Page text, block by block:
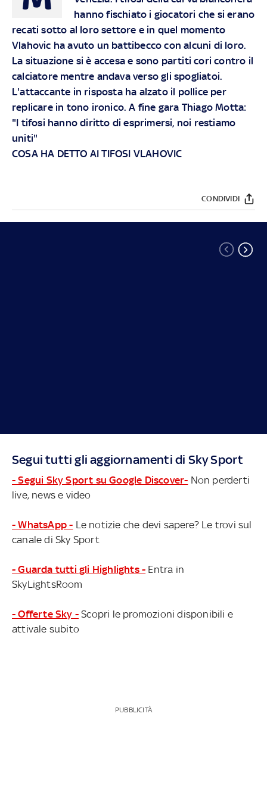
hanno fischiato i giocatori che si erano
recati sotto al loro settore e in quel momento
Vlahovic ha avuto un battibecco con alcuni di loro.
La situazione si è accesa e sono partiti cori contro il
calciatore mentre andava verso gli spogliatoi.
L'attaccante in risposta ha alzato il pollice per
replicare in tono ironico. A fine gara Thiago Motta:
"I tifosi hanno diritto di esprimersi, noi restiamo
uniti"
COSA HA DETTO AI TIFOSI VLAHOVIC
CONDIVIDI
Segui tutti gli aggiornamenti di Sky Sport
- Segui Sky Sport su Google Discover- Non perderti
live, news e video
- WhatsApp - Le notizie che devi sapere? Le trovi sul
canale di Sky Sport
- Guarda tutti gli Highlights - Entra in
SkyLightsRoom
- Offerte Sky - Scopri le promozioni disponibili e
attivale subito
PUBBLICITÀ